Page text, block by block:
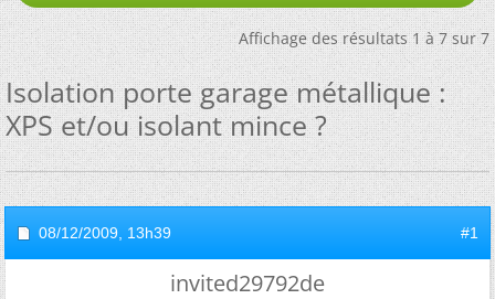
Affichage des résultats 1 à 7 sur 7
Isolation porte garage métallique :
XPS et/ou isolant mince ?
08/12/2009, 13h39 #1
invited29792de